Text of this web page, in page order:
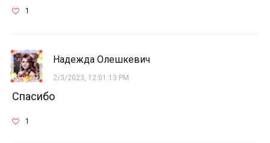
1
Надежда Олешкевич
2/3/2023, 12:01:13 PM
Спасибо
1